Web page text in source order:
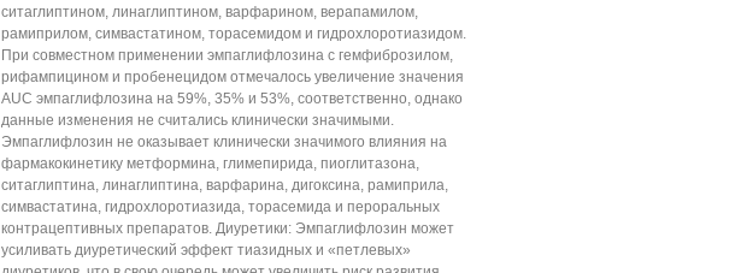
ситаглиптином, линаглиптином, варфарином, верапамилом,
рамиприлом, симвастатином, торасемидом и гидрохлоротиазидом.
При совместном применении эмпаглифлозина с гемфиброзилом,
рифампицином и пробенецидом отмечалось увеличение значения
AUC эмпаглифлозина на 59%, 35% и 53%, соответственно, однако
данные изменения не считались клинически значимыми.
Эмпаглифлозин не оказывает клинически значимого влияния на
фармакокинетику метформина, глимепирида, пиоглитазона,
ситаглиптина, линаглиптина, варфарина, дигоксина, рамиприла,
симвастатина, гидрохлоротиазида, торасемида и пероральных
контрацептивных препаратов. Диуретики: Эмпаглифлозин может
усиливать диуретический эффект тиазидных и «петлевых»